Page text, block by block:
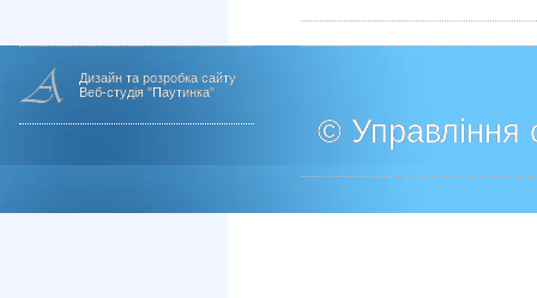
Дизайн та розробка сайту
Веб-студія "Паутинка"
© Управління